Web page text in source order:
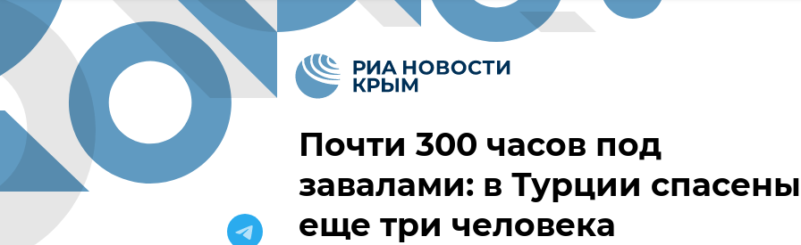
Почти 300 часов под
завалами: в Турции спасены
еще три человека